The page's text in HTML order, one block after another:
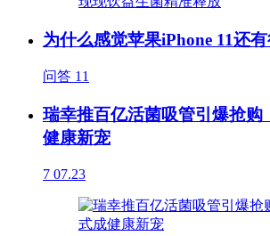
为什么感觉苹果iPhone 11还
问答 11
瑞幸推百亿活菌吸管引爆抢购
健康新宠
7 07.23